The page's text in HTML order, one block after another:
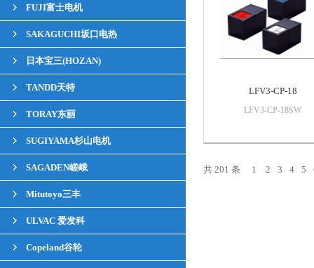
FUJI富士电机
SAKAGUCHI坂口电热
日本宝三(HOZAN)
TANDD天特
TORAY东丽
SUGIYAMA杉山电机
SAGADEN嵯峨
Mitutoyo三丰
ULVAC 爱发科
Copeland谷轮
LFV3-CP-18
LFV3-CP-18SW
共 201 条 1 2 3 4 5